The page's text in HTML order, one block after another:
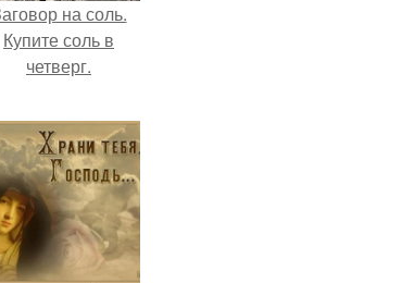
на соль.
Купите соль в
четверг.